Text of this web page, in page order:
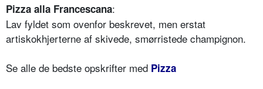
Pizza alla Francescana:
Lav fyldet som ovenfor beskrevet, men erstat
artiskokhjerterne af skivede, smørristede champignon.
Se alle de bedste opskrifter med Pizza